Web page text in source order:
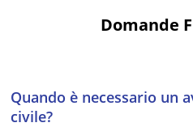
Domande
Quando è necessario un
civile?